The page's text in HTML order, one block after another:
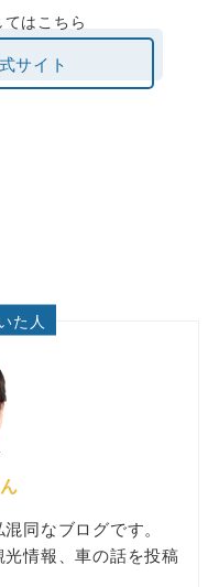
はこちら
サイト
た人
同なブログです。
情報、車の話を投稿